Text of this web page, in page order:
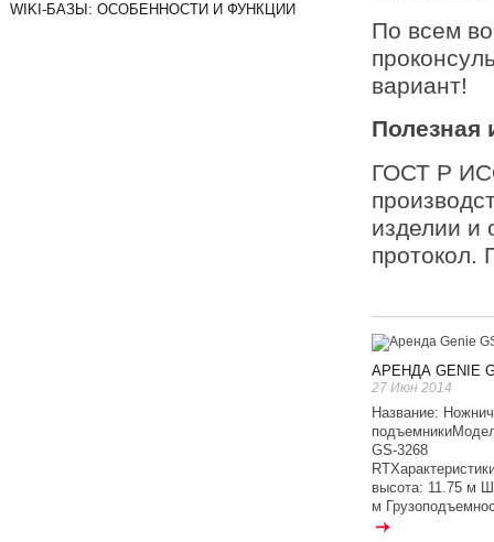
По всем
вариант!
Полезная
ГОСТ Р
изделии и
протокол.
АРЕНДА GENIE
27 Июн 2014
Название:
GS-3268
высота: 11.75 м
м
WIKI-БАЗЫ: ОСОБЕННОСТИ И ФУНКЦИИ